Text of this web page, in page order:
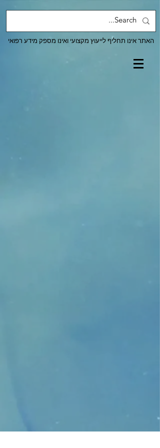
האתר אינו תחליף לייעוץ מקצועי ואינו מספק מידע רפואי